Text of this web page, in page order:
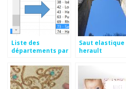
Liste des
départements par
Saut elastique
herault